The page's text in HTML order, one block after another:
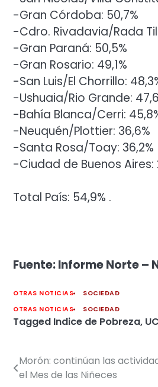
-Gran Córdoba: 50,7%
-Cdro. Rivadavia/Rada
-Gran Paraná: 50,5%
-Gran Rosario: 49,1%
-San Luis/El Chorrillo:
-Ushuaia/Rio Grande:
-Bahía Blanca/Cerri:
-Neuquén/Plottier: 36,6%
-Santa Rosa/Toay: 36,2%
-Ciudad de Buenos Aires:
Total País: 54,9% .
Fuente: Informe Norte –
OTRAS NOTICIAS
SOCIEDAD
OTRAS NOTICIAS
SOCIEDAD
Tagged Indice de Pobreza,
Navegación
Morón: continúan las
el Mes de las Niñeces